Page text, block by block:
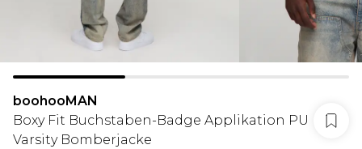
boohooMAN
Boxy Fit Buchstaben-Badge Applikation PU
Varsity Bomberjacke